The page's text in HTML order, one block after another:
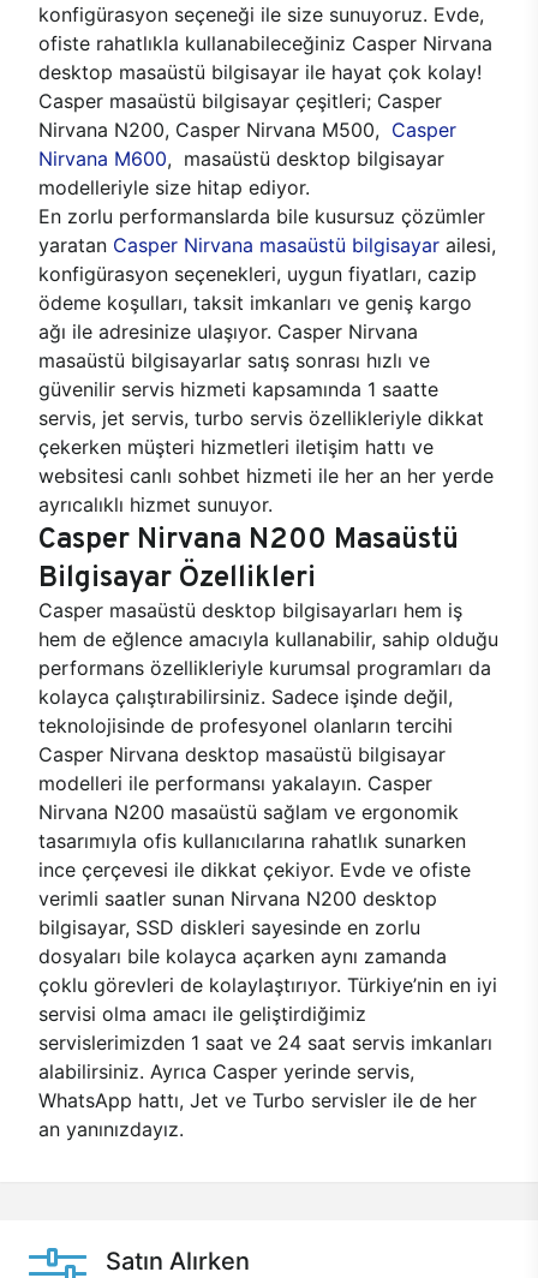
konfigürasyon seçeneği ile size sunuyoruz. Evde,
ofiste rahatlıkla kullanabileceğiniz Casper Nirvana
desktop masaüstü bilgisayar ile hayat çok kolay!
Casper masaüstü bilgisayar çeşitleri; Casper
Nirvana N200, Casper Nirvana M500, Casper
Nirvana M600, masaüstü desktop bilgisayar
modelleriyle size hitap ediyor.
En zorlu performanslarda bile kusursuz çözümler
yaratan Casper Nirvana masaüstü bilgisayar ailesi,
konfigürasyon seçenekleri, uygun fiyatları, cazip
ödeme koşulları, taksit imkanları ve geniş kargo
ağı ile adresinize ulaşıyor. Casper Nirvana
masaüstü bilgisayarlar satış sonrası hızlı ve
güvenilir servis hizmeti kapsamında 1 saatte
servis, jet servis, turbo servis özellikleriyle dikkat
çekerken müşteri hizmetleri iletişim hattı ve
websitesi canlı sohbet hizmeti ile her an her yerde
ayrıcalıklı hizmet sunuyor.
Casper Nirvana N200 Masaüstü
Bilgisayar Özellikleri
Casper masaüstü desktop bilgisayarları hem iş
hem de eğlence amacıyla kullanabilir, sahip olduğu
performans özellikleriyle kurumsal programları da
kolayca çalıştırabilirsiniz. Sadece işinde değil,
teknolojisinde de profesyonel olanların tercihi
Casper Nirvana desktop masaüstü bilgisayar
modelleri ile performansı yakalayın. Casper
Nirvana N200 masaüstü sağlam ve ergonomik
tasarımıyla ofis kullanıcılarına rahatlık sunarken
ince çerçevesi ile dikkat çekiyor. Evde ve ofiste
verimli saatler sunan Nirvana N200 desktop
bilgisayar, SSD diskleri sayesinde en zorlu
dosyaları bile kolayca açarken aynı zamanda
çoklu görevleri de kolaylaştırıyor. Türkiye’nin en iyi
servisi olma amacı ile geliştirdiğimiz
servislerimizden 1 saat ve 24 saat servis imkanları
alabilirsiniz. Ayrıca Casper yerinde servis,
WhatsApp hattı, Jet ve Turbo servisler ile de her
an yanınızdayız.
Satın Alırken